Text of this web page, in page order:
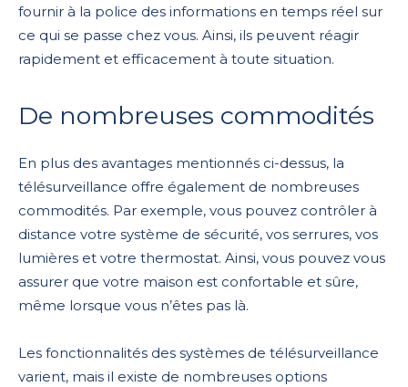
fournir à la police des informations en temps réel sur
ce qui se passe chez vous. Ainsi, ils peuvent réagir
rapidement et efficacement à toute situation.
De nombreuses commodités
En plus des avantages mentionnés ci-dessus, la
télésurveillance offre également de nombreuses
commodités. Par exemple, vous pouvez contrôler à
distance votre système de sécurité, vos serrures, vos
lumières et votre thermostat. Ainsi, vous pouvez vous
assurer que votre maison est confortable et sûre,
même lorsque vous n’êtes pas là.
Les fonctionnalités des systèmes de télésurveillance
varient, mais il existe de nombreuses options